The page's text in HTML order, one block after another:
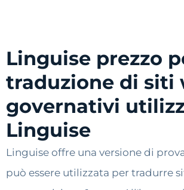
Linguise prezzo
traduzione di siti
governativi
Linguise
Linguise offre una versione di
può essere utilizzata per tradurre